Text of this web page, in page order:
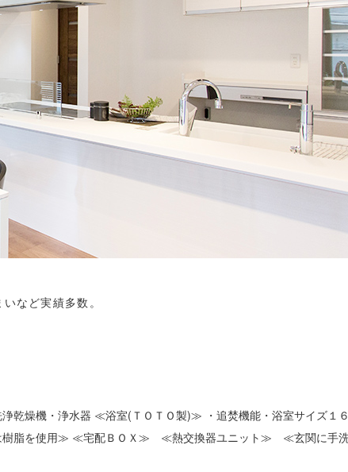
など実績多数。
乾燥機・浄水器 ≪浴室(ＴＯＴＯ製)≫ ・追焚機能・浴室サイズ１
樹脂を使用≫ ≪宅配ＢＯＸ≫ ≪熱交換器ユニット≫ ≪玄関に手